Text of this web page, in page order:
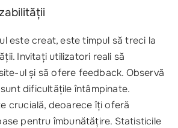
este creat, este timpul să treci la
Invitați utilizatori reali să
ul și să ofere feedback. Observă
dificultățile întâmpinate.
crucială, deoarece îți oferă
pentru îmbunătățire. Statisticile